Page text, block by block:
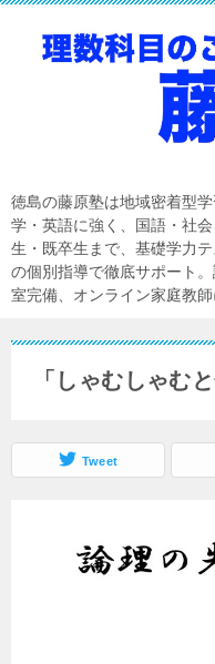
徳島の藤原塾は地域密着型
学・英語に強く、国語・社
生・既卒生まで、基礎学力
の個別指導で徹底サポート
室完備、オンライン家庭教
「しゃむしゃむ
Tweet